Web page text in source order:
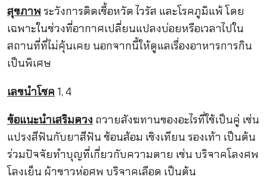
สุขภาพ ระวังการติดเชื้อหวัด ไวรัส และโรคภูมิแพ้ โดย
เฉพาะในช่วงที่อากาศเปลี่ยนแปลงบ่อยหรือเวลาไปใน
สถานที่ที่ไม่คุ้นเคย นอกจากนี้ให้ดูแลเรื่องอาหารการกิน
เป็นพิเศษ
เลขนำโชค 1, 4
ข้อแนะนำเสริมดวง ถวายสังฆทานของอะไรที่ใช้เป็นคู่ เช่น
แปรงสีฟันกับยาสีฟัน ช้อนส้อม เชิงเทียน รองเท้า เป็นต้น
ร่วมปัจจัยทำบุญที่เกี่ยวกับความตาย เช่น บริจาคโลงศพ
โลงเย็น ผ้าขาวห่อศพ บริจาคเลือด เป็นต้น